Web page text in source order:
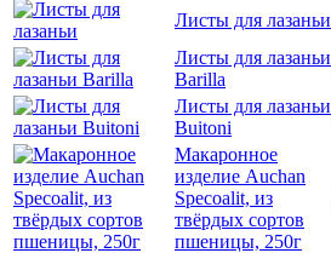
Листы для лазаньи
Листы для лазаньи
Barilla
Листы для лазаньи
Buitoni
Макаронное
изделие Auchan
Specoalit, из
твёрдых сортов
пшеницы, 250г